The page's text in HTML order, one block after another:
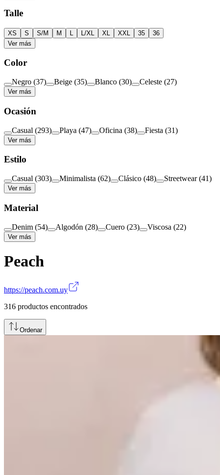
Talle
XS S S/M M L/XL XL XXL 35
36
Ver más
Color
Negro (37) Beige (35) Blanco (30) Celeste (27)
Ver más
Ocasión
Casual (293) Playa (47) Oficina (38) Fiesta (31)
Ver más
Estilo
Casual (303) Minimalista (62) Clásico (48) Streetwear (41)
Ver más
Material
Denim (54) Algodón (28) Cuero (23) Viscosa (22)
Ver más
Peach
https://peach.com.uy
316 productos encontrados
Ordenar